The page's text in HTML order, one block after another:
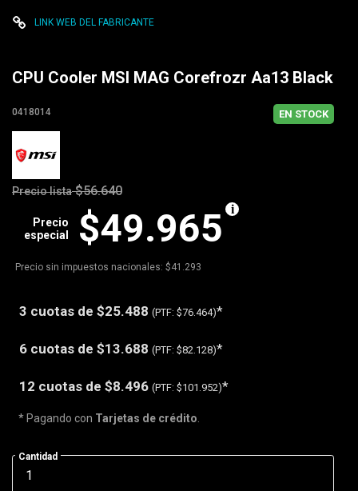
LINK WEB DEL FABRICANTE
CPU Cooler MSI MAG Corefrozr Aa13 Black
0418014 EN STOCK
Precio lista $56.640
$49.965
Precio
especial
Precio sin impuestos nacionales: $41.293
3 cuotas de $25.488 (PTF: $76.464)*
6 cuotas de $13.688 (PTF: $82.128)*
12 cuotas de $8.496 (PTF: $101.952)*
* Pagando con Tarjetas de crédito
Cantidad